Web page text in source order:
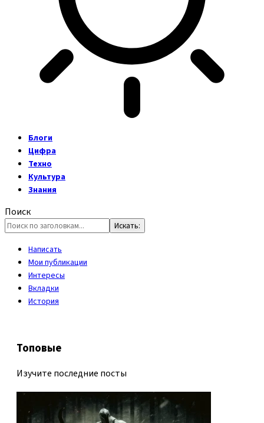
Блоги
Цифра
Техно
Культура
Знания
Поиск
Написать
Мои публикации
Интересы
Вкладки
История
Топовые
Изучите последние посты